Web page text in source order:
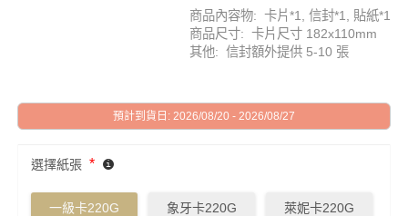
商品內容物: 卡片*1, 信封*1, 貼紙*1
商品尺寸: 卡片尺寸 182x110mm
其他: 信封額外提供 5-10 張
預計到貨日: 2026/08/20 - 2026/08/27
選擇紙張 *
一級卡220G 象牙卡220G 萊妮卡220G